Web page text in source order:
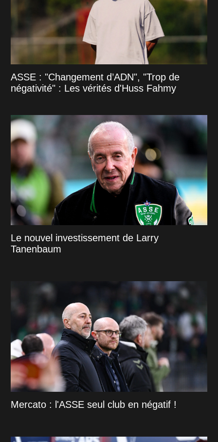
ASSE : "Changement d’ADN", "Trop de
négativité" : Les vérités d'Huss Fahmy
Le nouvel investissement de Larry
Tanenbaum
Mercato : l'ASSE seul club en négatif !